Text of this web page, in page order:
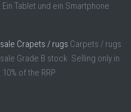
Tablet und ein Smartphone
Crapets / rugs Carpets / rugs
Grade B stock Selling only in
10% of the RRP